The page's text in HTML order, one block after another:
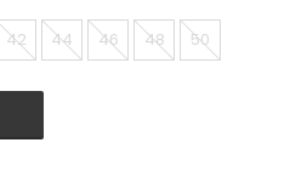
42 44 46 48 50